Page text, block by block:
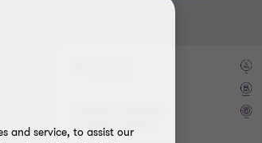
and service, to assist our